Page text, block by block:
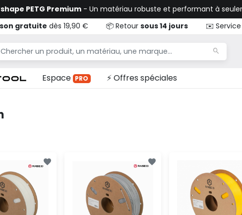
PETG Premium - Un matériau robuste et performant à
gratuite dès 19,90 € 📦 Retour sous 14 jours ✉️
Espace PRO ⚡ Offres spéciales